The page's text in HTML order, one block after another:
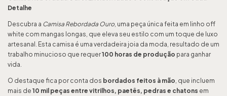
Detalhe
Descubra a Camisa Rebordada Ouro, uma peça única feita em linho off
white com mangas longas, que eleva seu estilo com um toque de luxo
artesanal. Esta camisa é uma verdadeira joia da moda, resultado de um
trabalho minucioso que requer100 horas de produção para ganhar
vida.
O destaque fica por conta dos bordados feitos à mão, que incluem
mais de 10 mil peças entre vitrilhos, paetês, pedras e chatons em